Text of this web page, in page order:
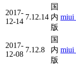
2017-
12-14
7.12.14
国
内
版
2017-
12-08
7.12.8
国
内
版